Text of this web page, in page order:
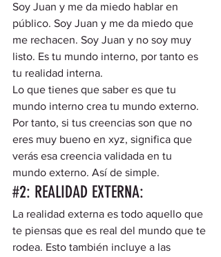
Soy Juan y me da miedo hablar en
público. Soy Juan y me da miedo que
me rechacen. Soy Juan y no soy muy
listo. Es tu mundo interno, por tanto es
tu realidad interna.
Lo que tienes que saber es que tu
mundo interno crea tu mundo externo.
Por tanto, si tus creencias son que no
eres muy bueno en xyz, significa que
verás esa creencia validada en tu
mundo externo. Así de simple.
#2: REALIDAD EXTERNA:
La realidad externa es todo aquello que
te piensas que es real del mundo que te
rodea. Esto también incluye a las